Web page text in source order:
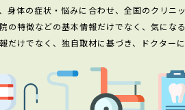
身体の症状・悩みに合わせ、全国のクリニ
の特徴などの基本情報だけでなく、気に
だけでなく、独自取材に基づき、ドクター